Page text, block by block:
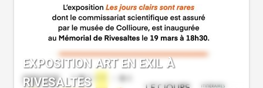
EXPOSITION ART EN EXIL À
RIVESALTES